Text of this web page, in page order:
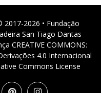
2026 • Fundação
San Tiago Dantas
CREATIVE COMMONS:
4.0 Internacional
Commons License